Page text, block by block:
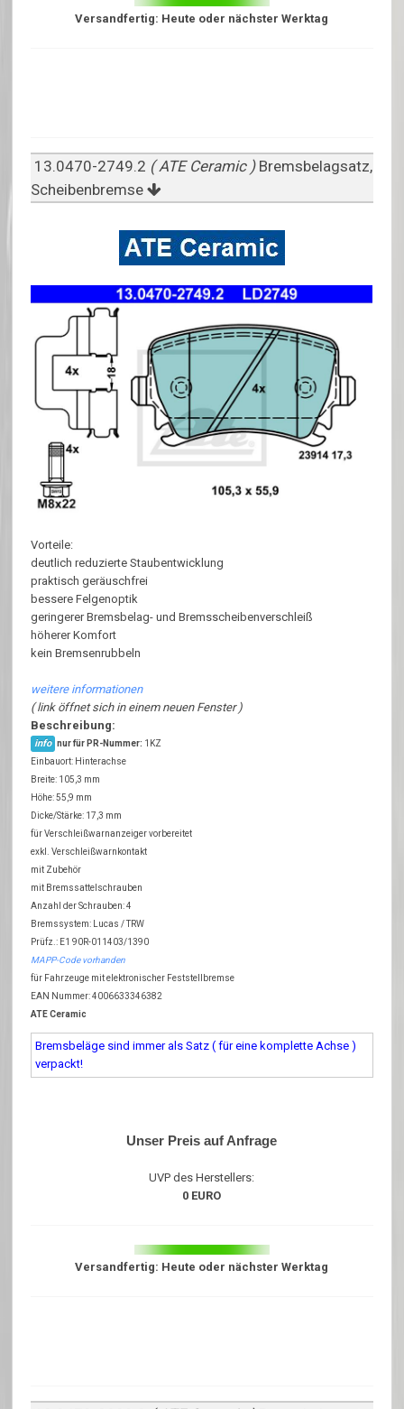
Versandfertig: Heute oder nächster Werktag
13.0470-2749.2 ( ATE Ceramic ) Bremsbelagsatz,
Scheibenbremse
Vorteile:
deutlich reduzierte Staubentwicklung
praktisch geräuschfrei
bessere Felgenoptik
geringerer Bremsbelag- und Bremsscheibenverschleiß
höherer Komfort
kein Bremsenrubbeln
weitere informationen
( link öffnet sich in einem neuen Fenster )
Beschreibung:
info nur für PR-Nummer: 1KZ
Einbauort: Hinterachse
Breite: 105,3 mm
Höhe: 55,9 mm
Dicke/Stärke: 17,3 mm
für Verschleißwarnanzeiger vorbereitet
exkl. Verschleißwarnkontakt
mit Zubehör
mit Bremssattelschrauben
Anzahl der Schrauben: 4
Bremssystem: Lucas / TRW
Prüfz.: E1 90R-011403/1390
MAPP-Code vorhanden
für Fahrzeuge mit elektronischer Feststellbremse
EAN Nummer: 4006633346382
ATE Ceramic
Bremsbeläge sind immer als Satz ( für eine komplette Achse )
verpackt!
Unser Preis auf Anfrage
UVP des Herstellers:
0 EURO
Versandfertig: Heute oder nächster Werktag